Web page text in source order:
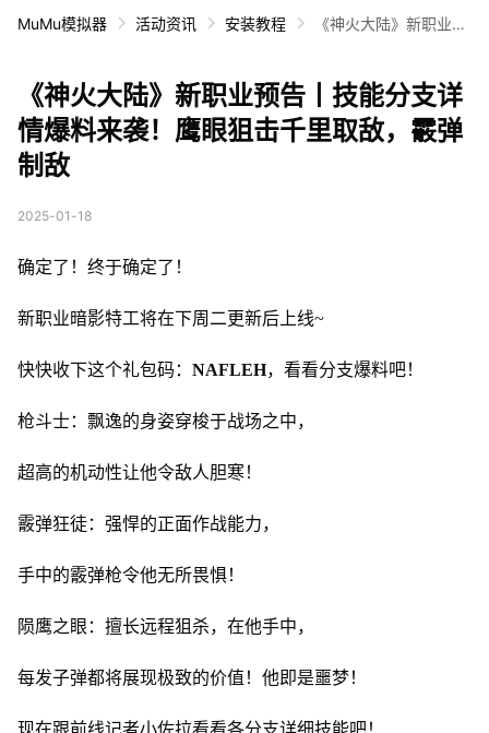
MuMu模拟器 活动资讯 安装教程
《神火大陆》新职业预
敌，霰弹制敌
《神火大陆》新职业预告丨技能分支详
情爆料来袭！鹰眼狙击千里取敌，霰弹
制敌
2025-01-18
确定了！终于确定了！
新职业暗影特工将在下周二更新后上线~
快快收下这个礼包码： NAFLEH，看看分支爆料吧！
枪斗士：飘逸的身姿穿梭于战场之中，
超高的机动性让他令敌人胆寒！
霰弹狂徒：强悍的正面作战能力，
手中的霰弹枪令他无所畏惧！
陨鹰之眼：擅长远程狙杀，在他手中，
每发子弹都将展现极致的价值！他即是噩梦！
现在跟前线记者小佐拉看看各分支详细技能吧！